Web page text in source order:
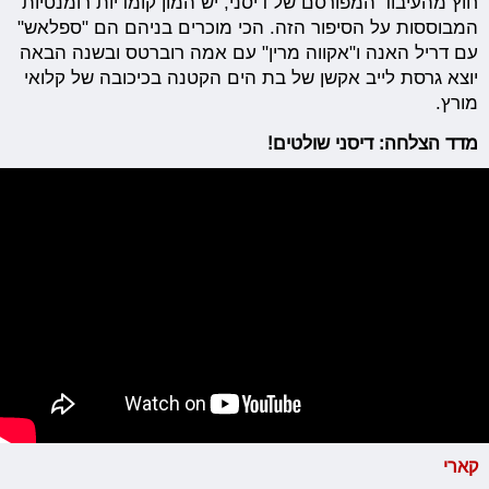
המבוססות על הסיפור הזה. הכי מוכרים בניהם הם "ספלאש"
עם דריל האנה ו"אקווה מרין" עם אמה רוברטס ובשנה הבאה
יוצא גרסת לייב אקשן של בת הים הקטנה בכיכובה של קלואי
מורץ.
מדד הצלחה: דיסני שולטים!
קארי